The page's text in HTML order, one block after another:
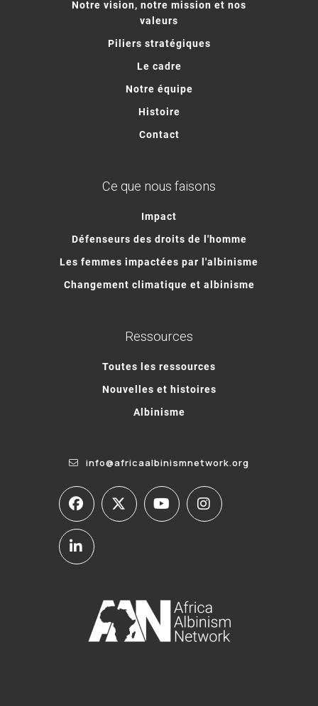
Notre vision, notre mission et nos
valeurs
Piliers stratégiques
Le cadre
Notre équipe
Histoire
Contact
Ce que nous faisons
Impact
Défenseurs des droits de l'homme
Les femmes impactées par l'albinisme
Changement climatique et albinisme
Ressources
Toutes les ressources
Nouvelles et histoires
Albinisme
info@africaalbinismnetwork.org